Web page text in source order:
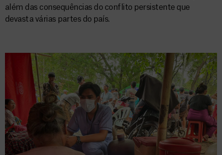
além das consequências do conflito persistente que
devasta várias partes do país.